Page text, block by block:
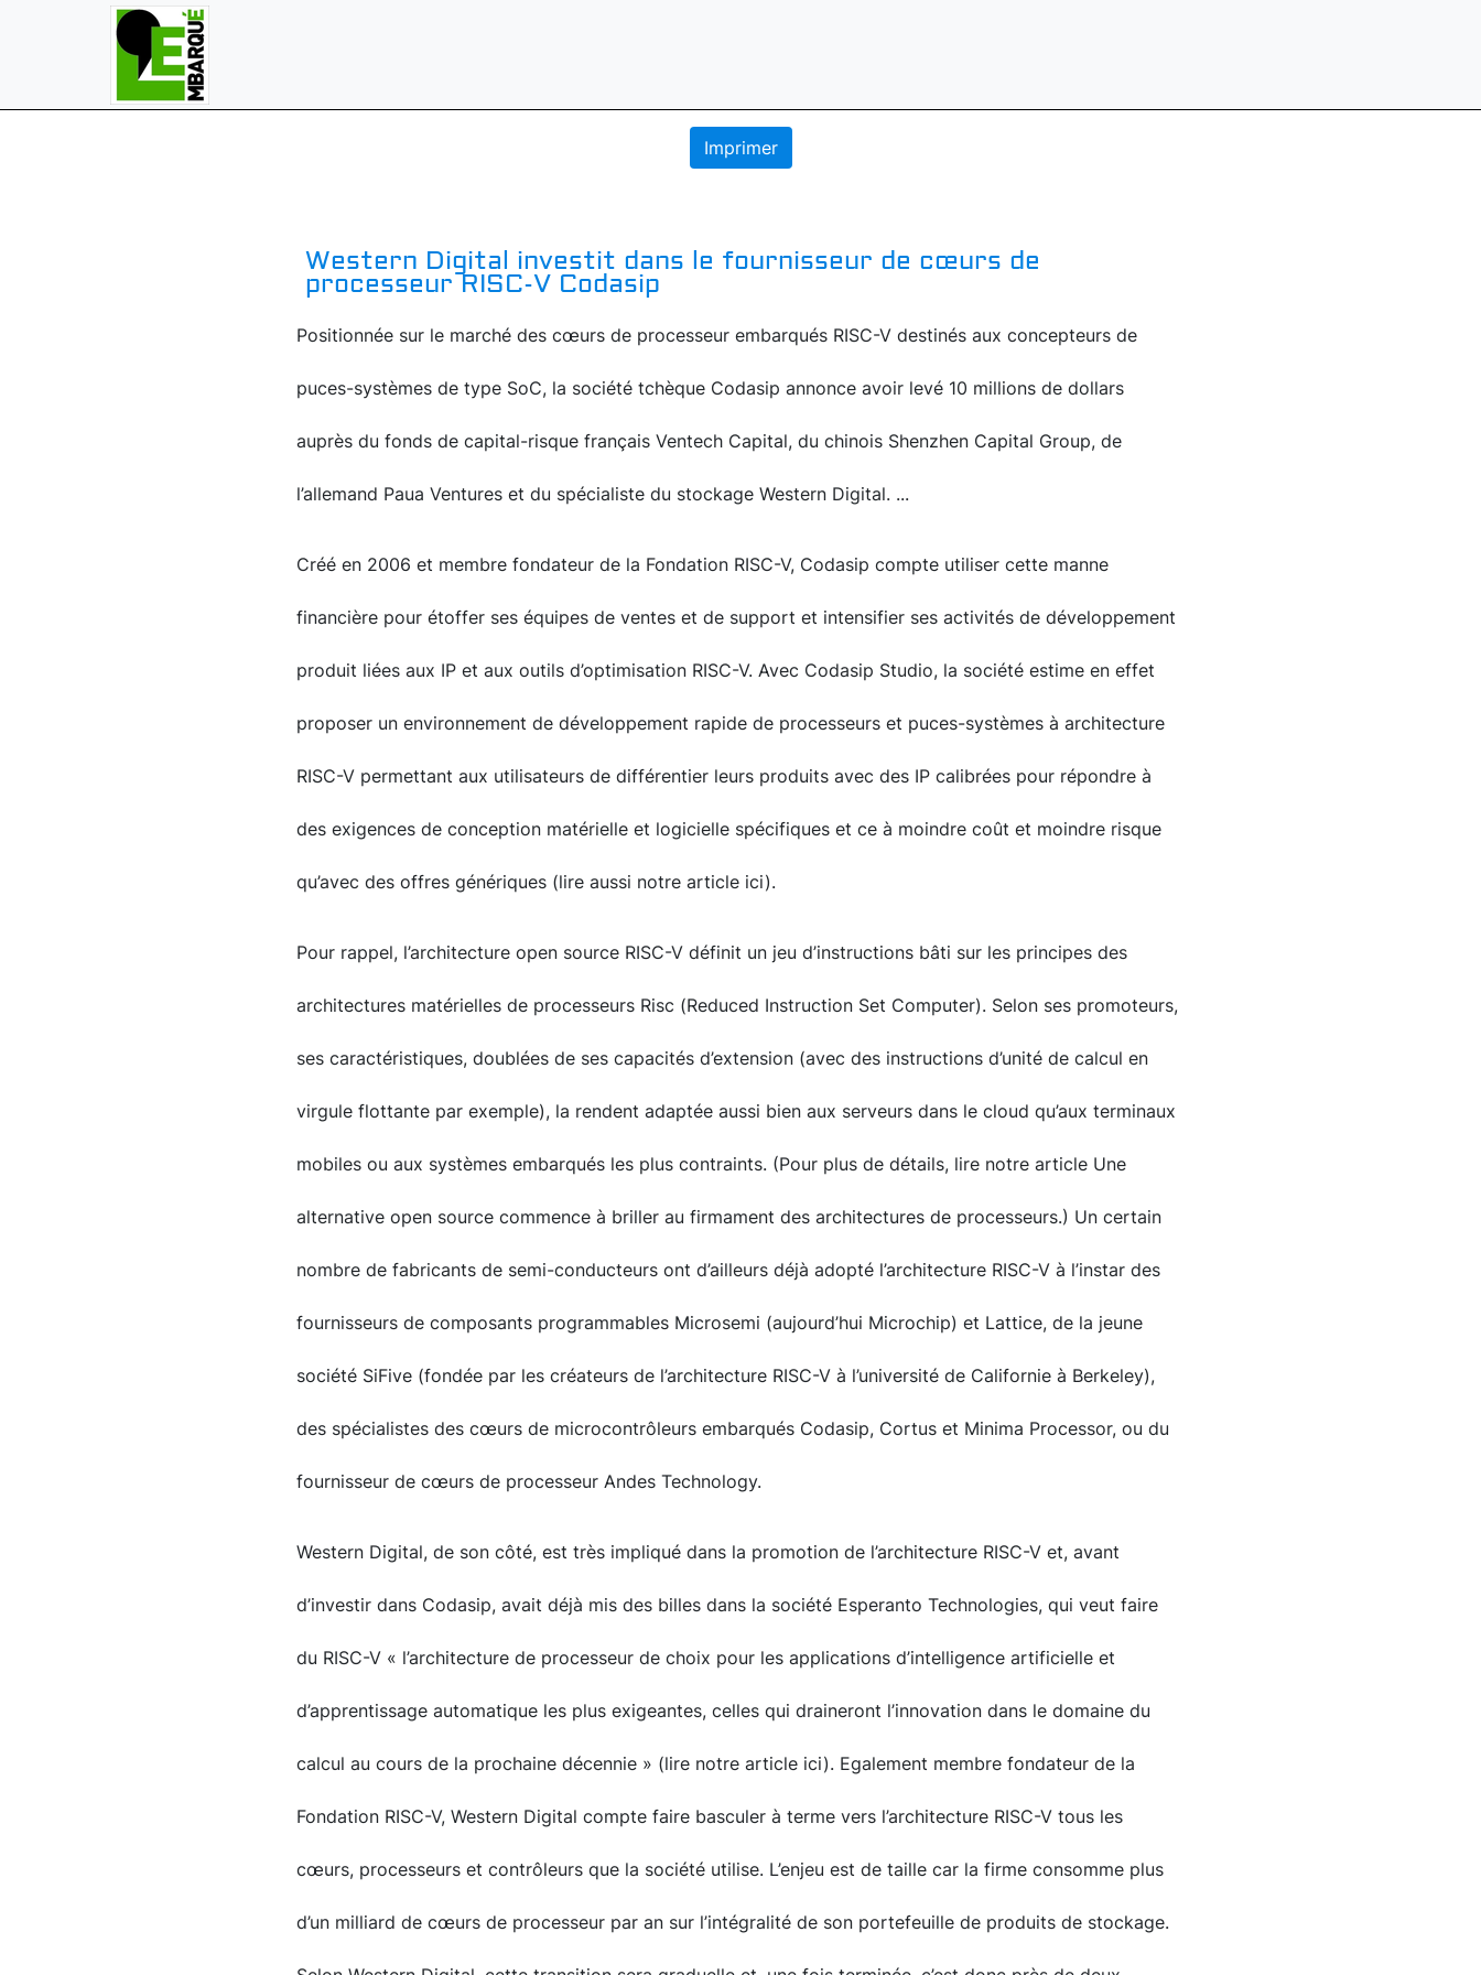
Imprimer
Western Digital investit dans le fournisseur de cœurs de
processeur RISC-V Codasip
Positionnée sur le marché des cœurs de processeur embarqués RISC-V destinés aux concepteurs de
puces-systèmes de type SoC, la société tchèque Codasip annonce avoir levé 10 millions de dollars
auprès du fonds de capital-risque français Ventech Capital, du chinois Shenzhen Capital Group, de
l’allemand Paua Ventures et du spécialiste du stockage Western Digital. ...
Créé en 2006 et membre fondateur de la Fondation RISC-V, Codasip compte utiliser cette manne
financière pour étoffer ses équipes de ventes et de support et intensifier ses activités de développement
produit liées aux IP et aux outils d’optimisation RISC-V. Avec Codasip Studio, la société estime en effet
proposer un environnement de développement rapide de processeurs et puces-systèmes à architecture
RISC-V permettant aux utilisateurs de différentier leurs produits avec des IP calibrées pour répondre à
des exigences de conception matérielle et logicielle spécifiques et ce à moindre coût et moindre risque
qu’avec des offres génériques (lire aussi notre article ici).
Pour rappel, l’architecture open source RISC-V définit un jeu d’instructions bâti sur les principes des
architectures matérielles de processeurs Risc (Reduced Instruction Set Computer). Selon ses promoteurs,
ses caractéristiques, doublées de ses capacités d’extension (avec des instructions d’unité de calcul en
virgule flottante par exemple), la rendent adaptée aussi bien aux serveurs dans le cloud qu’aux terminaux
mobiles ou aux systèmes embarqués les plus contraints. (Pour plus de détails, lire notre article Une
alternative open source commence à briller au firmament des architectures de processeurs.) Un certain
nombre de fabricants de semi-conducteurs ont d’ailleurs déjà adopté l’architecture RISC-V à l’instar des
fournisseurs de composants programmables Microsemi (aujourd’hui Microchip) et Lattice, de la jeune
société SiFive (fondée par les créateurs de l’architecture RISC-V à l’université de Californie à Berkeley),
des spécialistes des cœurs de microcontrôleurs embarqués Codasip, Cortus et Minima Processor, ou du
fournisseur de cœurs de processeur Andes Technology.
Western Digital, de son côté, est très impliqué dans la promotion de l’architecture RISC-V et, avant
d’investir dans Codasip, avait déjà mis des billes dans la société Esperanto Technologies, qui veut faire
du RISC-V « l’architecture de processeur de choix pour les applications d’intelligence artificielle et
d’apprentissage automatique les plus exigeantes, celles qui draineront l’innovation dans le domaine du
calcul au cours de la prochaine décennie » (lire notre article ici). Egalement membre fondateur de la
Fondation RISC-V, Western Digital compte faire basculer à terme vers l’architecture RISC-V tous les
cœurs, processeurs et contrôleurs que la société utilise. L’enjeu est de taille car la firme consomme plus
d’un milliard de cœurs de processeur par an sur l’intégralité de son portefeuille de produits de stockage.